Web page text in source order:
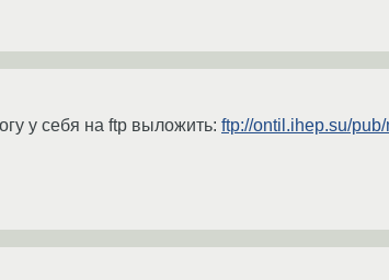
у себя на ftp выложить: ftp://ontil.ihep.su/